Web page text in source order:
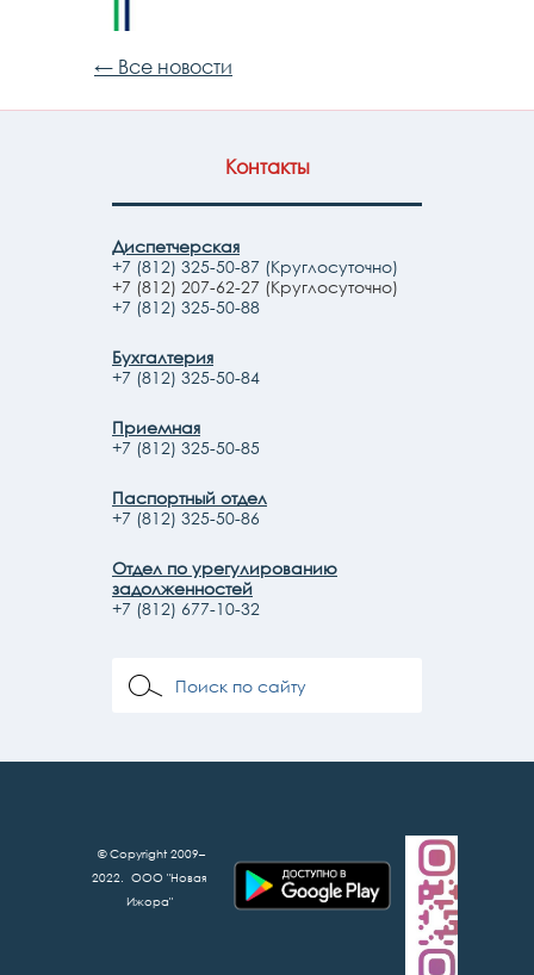
← Все новости
Контакты
Диспетчерская
+7 (812) 325-50-87 (Круглосуточно)
+7 (812) 207-62-27 (Круглосуточно)
+7 (812) 325-50-88
Бухгалтерия
+7 (812) 325-50-84
Приемная
+7 (812) 325-50-85
Паспортный отдел
+7 (812) 325-50-86
Отдел по урегулированию
задолженностей
+7 (812) 677-10-32
© Copyright 2009–
2022. ООО "Новая
Ижора"